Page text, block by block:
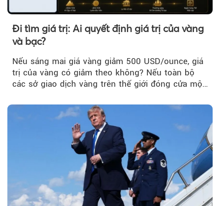
Đi tìm giá trị: Ai quyết định giá trị của vàng
và bạc?
Nếu sáng mai giá vàng giảm 500 USD/ounce, giá
trị của vàng có giảm theo không? Nếu toàn bộ
các sở giao dịch vàng trên thế giới đóng cửa một